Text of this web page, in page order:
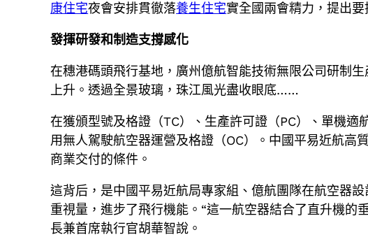
康住宅夜會安排貫徹落養生住宅實全國兩會精力，提出
發揮研發和制造支撐感化
在穗港碼頭飛行基地，廣州億航智能技術無限公司研制
上升。透過全景玻璃，珠江風光盡收眼底……
在獲頒型號及格證（TC）、生產許可證（PC）、單機適
用無人駕駛航空器運營及格證（OC）。中國平易近航
商業交付的條件。
這背后，是中國平易近航局專家組、億航團隊在航空器
重視量，進步了飛行機能。“這一航空器結合了直升機
長兼首席執行官胡華智說。